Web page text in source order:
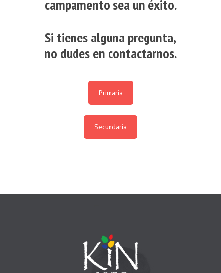
campamento sea un éxito.
Si tienes alguna pregunta,
no dudes en contactarnos.
Primaria
Secundaria